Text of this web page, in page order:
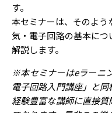
す。
本セミナーは、そのよう
気・電子回路の基本につ
解説します。
※本セミナーはeラーニ
電子回路入門講座」と同
経験豊富な講師に直接